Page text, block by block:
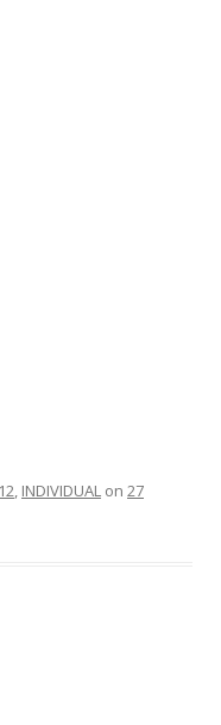
, INDIVIDUAL on 27